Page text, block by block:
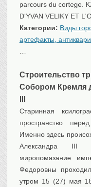
Фауна
Флора
Охота
Рыбы, рыбалка
Архитектура
Техника
Флот,
Связь
Букинистика
Оружие, военная
parcours du cortege.
D'YVAN VELIKY ET
Категории: Виды
артефакты,
Строительство
Собором Кремля
Старинная
пространство
Именно здесь
Александра III
миропомазание
Федоровны
утром 15 (27) мая